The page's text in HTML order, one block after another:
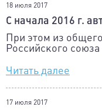
18 июля 2017
С начала 2016 г.
При этом из
Российского
Читать далее
17 июля 2017